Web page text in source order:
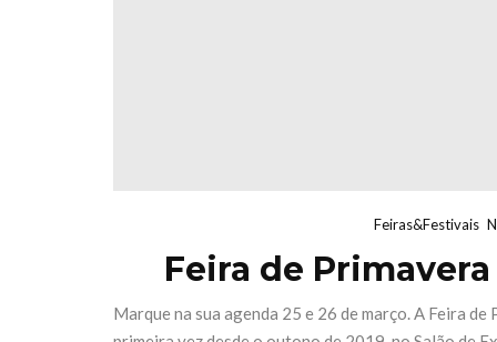
Feiras&Festivais
Feira de
Marque na sua agenda 25 e 26 de março. A Feira